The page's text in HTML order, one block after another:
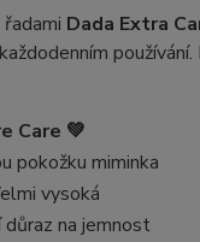
Dada Extra
Care 💚
pokožku miminka
vysoká
důraz na jemnost